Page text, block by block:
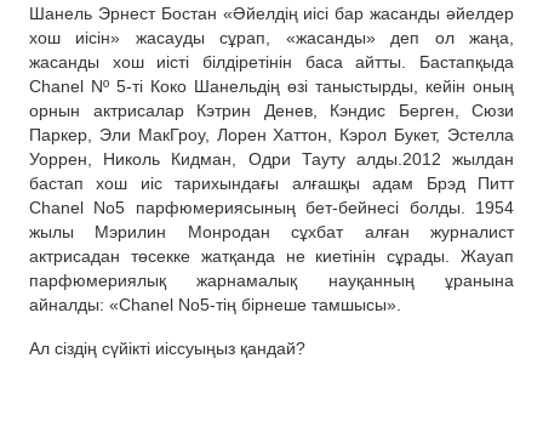
Шанель Эрнест Бостан «Әйелдің иісі бар жасанды әйелдер
хош иісін» жасауды сұрап, «жасанды» деп ол жаңа,
жасанды хош иісті білдіретінін баса айтты. Бастапқыда
Chanel Nº 5-ті Коко Шанельдің өзі таныстырды, кейін оның
орнын актрисалар Кэтрин Денев, Кэндис Берген, Сюзи
Паркер, Эли МакГроу, Лорен Хаттон, Кэрол Букет, Эстелла
Уоррен, Николь Кидман, Одри Тауту алды.2012 жылдан
бастап хош иіс тарихындағы алғашқы адам Брэд Питт
Chanel No5 парфюмериясының бет-бейнесі болды. 1954
жылы Мэрилин Монродан сұхбат алған журналист
актрисадан төсекке жатқанда не киетінін сұрады. Жауап
парфюмериялық жарнамалық науқанның ұранына
айналды: «Chanel No5-тің бірнеше тамшысы».
Ал сіздің сүйікті иіссуыңыз қандай?